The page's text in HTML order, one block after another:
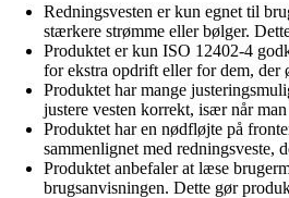
Redningsvesten er kun egnet til
stærkere strømme eller bølger.
Produktet er kun ISO 12402-4
for ekstra opdrift eller for dem, der
Produktet har mange
justere vesten korrekt, især når
Produktet har en nødfløjte på
sammenlignet med redningsveste,
Produktet anbefaler at læse
brugsanvisningen. Dette gør